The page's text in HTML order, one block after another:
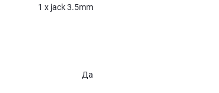
1 x jack 3.5mm
Да